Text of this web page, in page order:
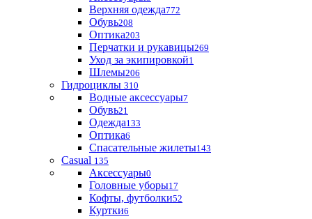
Верхняя одежда772
Обувь208
Оптика203
Перчатки и рукавицы269
Уход за экипировкой1
Шлемы206
Гидроциклы 310
Водные аксессуары7
Обувь21
Одежда133
Оптика6
Спасательные жилеты143
Casual 135
Аксессуары0
Головные уборы17
Кофты, футболки52
Куртки6